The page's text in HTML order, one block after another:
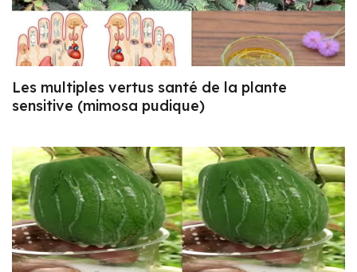
Les multiples vertus santé de la plante
sensitive (mimosa pudique)